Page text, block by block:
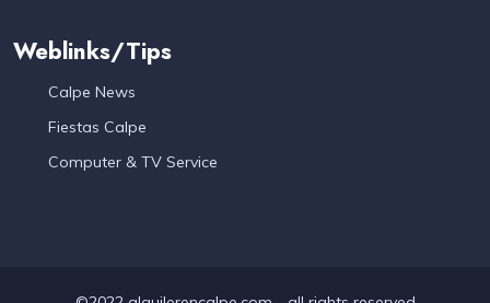
Weblinks/Tips
Calpe News
Fiestas Calpe
Computer & TV Service